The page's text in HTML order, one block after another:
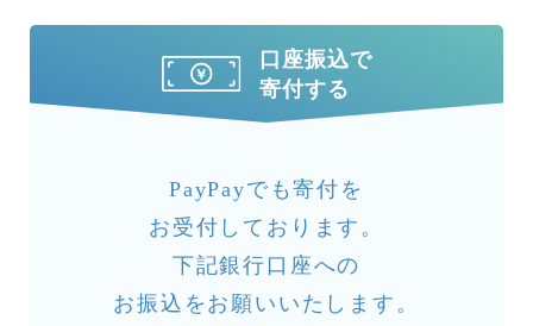
口座振込で
寄付する
PayPayでも寄付を
お受付しております。
下記銀行口座への
お振込をお願いいたします。